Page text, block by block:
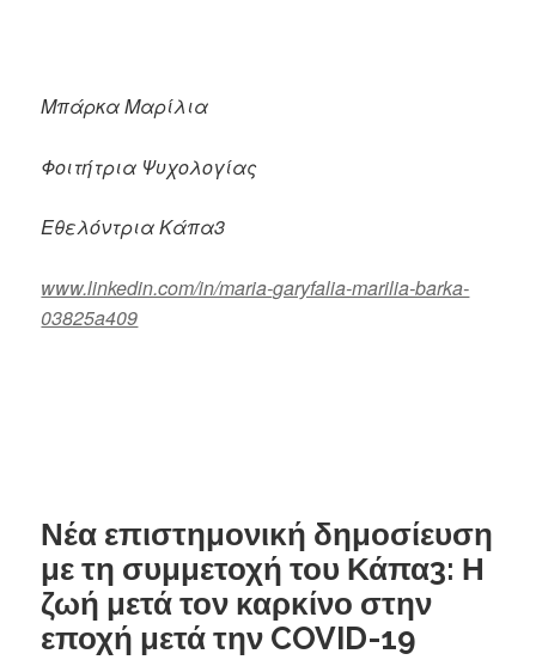
Μπάρκα Μαρίλια
Φοιτήτρια Ψυχολογίας
Εθελόντρια Κάπα3
www.linkedin.com/in/maria-garyfalia-marilia-barka-
03825a409
Νέα επιστημονική δημοσίευση
με τη συμμετοχή του Κάπα3: Η
ζωή μετά τον καρκίνο στην
εποχή μετά την COVID-19